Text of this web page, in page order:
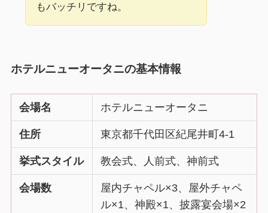
もバッチリですね。
ホテルニューオータニの基本情報
会場名 ホテルニューオータニ
住所 東京都千代田区紀尾井町4-1
挙式スタイル 教会式、人前式、神前式
会場数
屋内チャペル×3、屋外チャペ
ル×1、神殿×1、披露宴会場×2